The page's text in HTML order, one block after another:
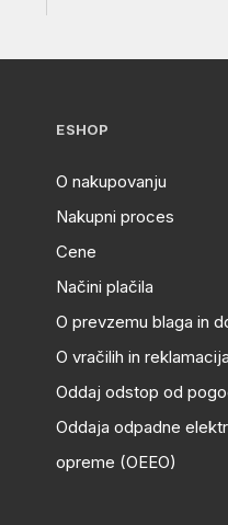
ESHOP
O nakupovanju
Nakupni proces
Cene
Načini plačila
O prevzemu blaga in
O vračilih in
Oddaj odstop od
Oddaja odpadne
opreme (OEEO)